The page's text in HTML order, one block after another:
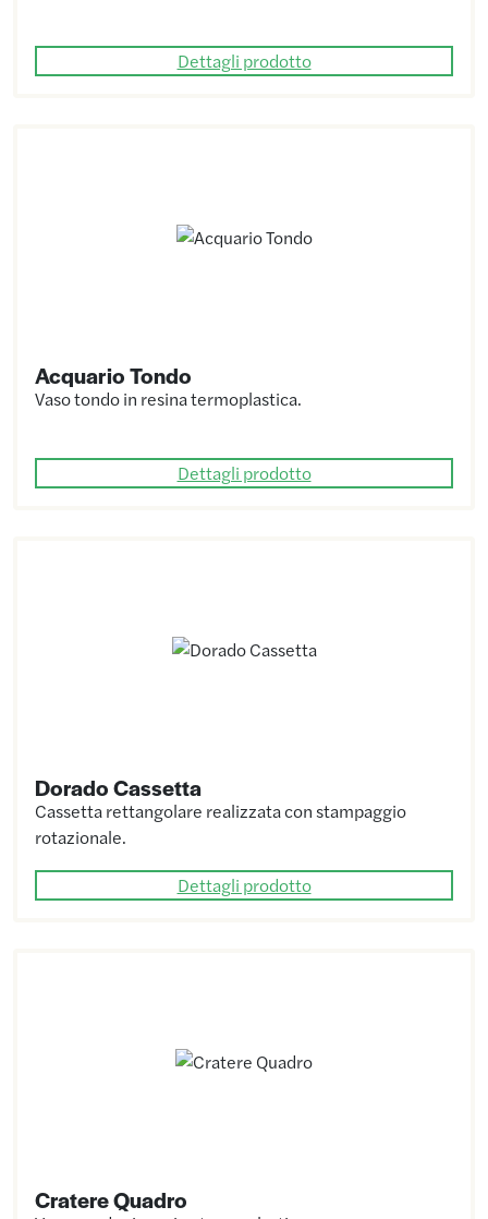
Dettagli prodotto
Acquario Tondo
Vaso tondo in resina termoplastica.
Dettagli prodotto
Dorado Cassetta
Cassetta rettangolare realizzata con stampaggio
rotazionale.
Dettagli prodotto
Cratere Quadro